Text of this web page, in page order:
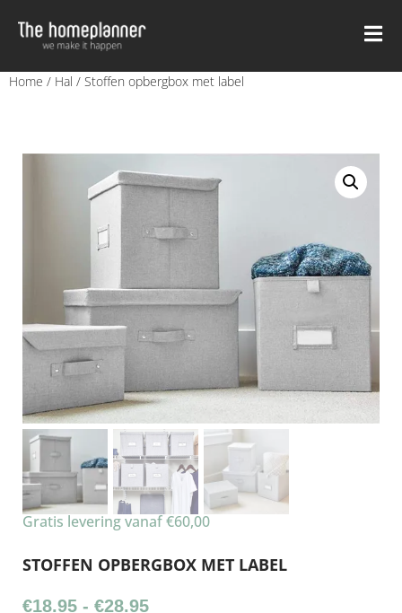
Home / Hal / Stoffen opbergbox met label
Gratis levering vanaf €60,00
STOFFEN OPBERGBOX MET LABEL
€18.95 - €28.95